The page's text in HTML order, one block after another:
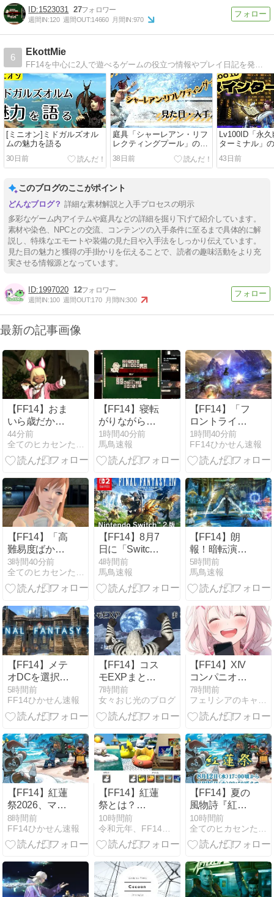
1523031 27
週間IN:120 週間OUT:14660 月間IN:970
6
EkottMie
FF14を中心に2人で遊べるゲームの役立つ情報やプレイ日記を発信するブログです。一部バイリンガル対応しています。
[ミニオン]ミドガルズオル
ムの魅力を語る
30日前
庭具「シャーレアン・リフ
レクティングプール」の入
手方法
38日前
Lv100ID「永
ターミナル」
43日前
このブログのここがポイント
詳細な素材解説と入手プロセスの明示
多彩なゲーム内アイテムや庭具などの詳細を掘り下げて紹介しています。
素材や染色、NPCとの交流、コンテンツの入手条件に至るまで具体的に解
説し、特殊なエモートや装備の見た目や入手法をしっかり伝えています。
見た目の魅力と獲得の手掛かりを伝えることで、読者の趣味活動をより充
実させる情報源となっています。
1997020 12
週間IN:100 週間OUT:170 月間IN:300
最新の記事画像
【FF14】おま
いら歳だから
コンビニ系の
ホットスナッ
ク食べたら胃
な…？ゲーム
のお供として
食べても重そ
う【まだ20代
でっす♪】
44分前
全てのヒカセンたちへ
【FF14】寝転
がりながら麻
雀ができる！
Switch2版、携
帯麻雀機とし
秀だと話題
に。
PC/PS/XBOX/Switch2
のクロスプラ
ットフォーム
で対戦できる
のも凄い
1時間40分前
馬鳥速報
【FF14】「フ
ロントライン
で2位が3位を
狙うのはおか
しいから1位
ットつけるべ
き」
1時間40分前
FF14ひかせん速報
​【FF14】「高
難易度ばかり
だと人は離れ
る」「難しい
のも大事！」
ゼアの未解決
問題、大先輩
であるWorld
of Warcraftはど
うしてる？
3時間40分前
全てのヒカセンたちへ
【FF14】8月7
日に「Switch2
版でコンテン
ツ内でデータ
ロードに時間
がある現象」
の最適化対応
の緊急メンテ
が実施！
4時間前
馬鳥速報
【FF14】朗
報！暗転演出
で難しいと言
われていた
Switch2版の
クリア可能と
判明
5時間前
馬鳥速報
【FF14】メテ
オDCを選択し
た若葉さん
「午前中はID
やルレが全然
い…」→DCト
ラベルやリー
ジョン内フリ
ーマッチ化で
気にならなく
なるぞ！
5時間前
FF14ひかせん速報
【FF14】コス
モEXPまとめ
【日記】
7時間前
女々おじ光のブログ
【FF14】XIV
コンパニオン
アプリ 活用術
｜「無料でも
ココまで使え
方と利用方法
をご紹介！
7時間前
フェリシアのキャンディボックス
【FF14】紅蓮
祭2026、マウ
ントがもらえ
る一方で「浴
衣や水着が欲
8時間前
FF14ひかせん速報
【FF14】紅蓮
祭とは？
【2026】
10時間前
令和元年、FF14始めました
【FF14】夏の
風物詩『紅蓮
祭』、今年の
報酬はモーグ
リ特大マウン
達の評価はい
かに？「水着
や浴衣などの
10時間前